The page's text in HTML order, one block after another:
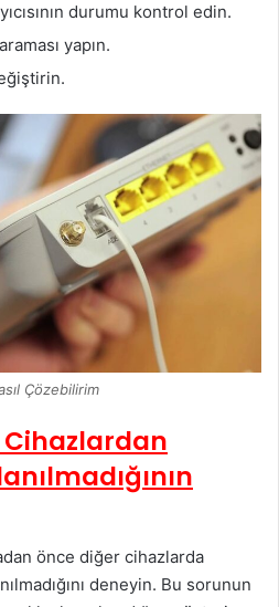
durumu kontrol edin.
yapın.
Çözebilirim
önce diğer cihazlarda
deneyin. Bu sorunun